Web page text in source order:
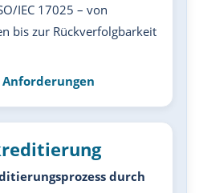
IEC 17025 – von
bis zur Rückverfolgbarkeit
Anforderungen
durch